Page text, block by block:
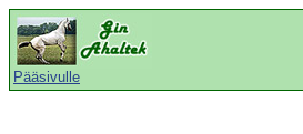
Pääsivulle